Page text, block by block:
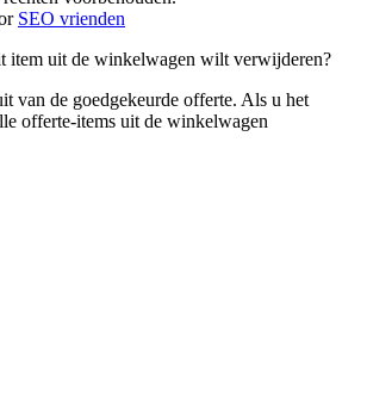
SEO vrienden
item uit de winkelwagen wilt verwijderen?
van de goedgekeurde offerte. Als u het
offerte-items uit de winkelwagen